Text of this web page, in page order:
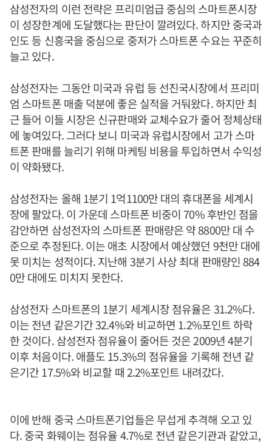
삼성전자의 이런 전략은 프리미엄급 중심의 스마트폰시장
이 성장한계에 도달했다는 판단이 깔려있다. 하지만 중국과
인도 등 신흥국을 중심으로 중저가 스마트폰 수요는 꾸준히
늘고 있다.
삼성전자는 그동안 미국과 유럽 등 선진국시장에서 프리미
엄 스마트폰 매출 덕분에 좋은 실적을 거둬왔다. 하지만 최
근 들어 이들 시장은 신규판매와 교체수요가 줄어 정체상태
에 놓여있다. 그러다 보니 미국과 유럽시장에서 고가 스마
트폰 판매를 늘리기 위해 마케팅 비용을 투입하면서 수익성
이 약화됐다.
삼성전자는 올해 1분기 1억1100만 대의 휴대폰을 세계시
장에 팔았다. 이 가운데 스마트폰 비중이 70% 후반인 점을
감안하면 삼성전자의 스마트폰 판매량은 약 8800만 대 수
준으로 추정된다. 이는 애초 시장에서 예상했던 9천만 대에
못 미치는 성적이다. 지난해 3분기 사상 최대 판매량인 884
0만 대에도 미치지 못한다.
삼성전자 스마트폰의 1분기 세계시장 점유율은 31.2%다.
이는 전년 같은기간 32.4%와 비교하면 1.2%포인트 하락
한 것이다. 삼성전자 점유율이 줄어든 것은 2009년 4분기
이후 처음이다. 애플도 15.3%의 점유율을 기록해 전년 같
은기간 17.5%와 비교할 때 2.2%포인트 내려갔다.
이에 반해 중국 스마트폰기업들은 무섭게 추격해 오고 있
다. 중국 화웨이는 점유율 4.7%로 전년 같은기관과 같았고,